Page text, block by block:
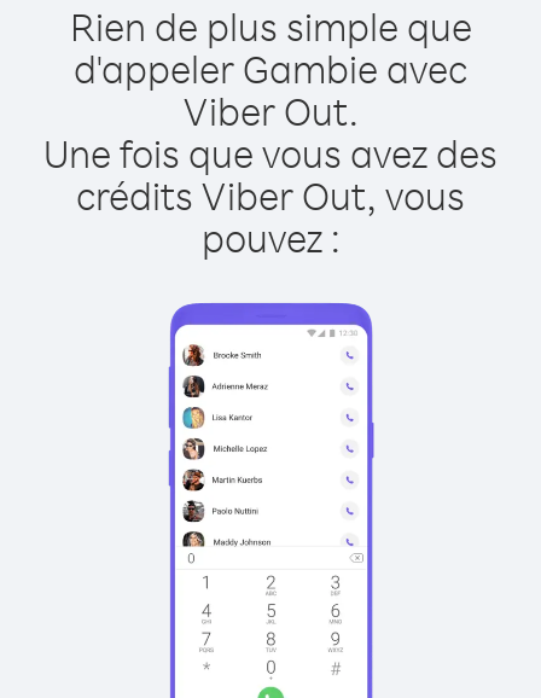
Rien de plus simple que
d'appeler Gambie avec
Viber Out.
Une fois que vous avez des
crédits Viber Out, vous
pouvez :